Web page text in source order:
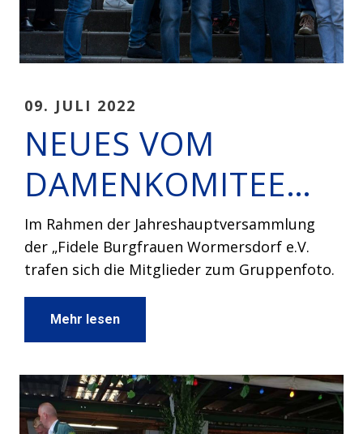
09. JULI 2022
NEUES VOM
DAMENKOMITEE…
Im Rahmen der Jahreshauptversammlung
der „Fidele Burgfrauen Wormersdorf e.V.
trafen sich die Mitglieder zum Gruppenfoto.
Mehr lesen